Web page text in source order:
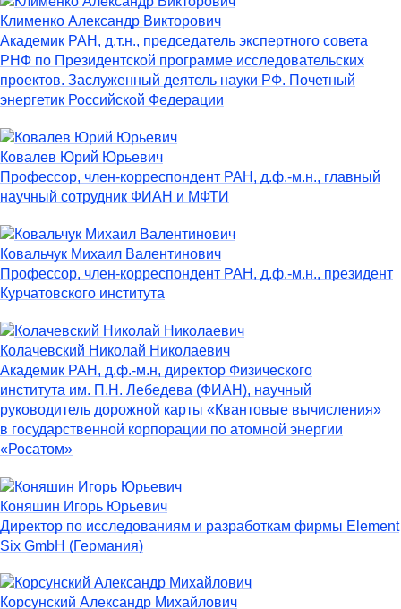
Клименко Александр Викторович
Академик РАН, д.т.н., председатель экспертного совета
РНФ по Президентской программе исследовательских
проектов. Заслуженный деятель науки РФ. Почетный
энергетик Российской Федерации
Ковалев Юрий Юрьевич
Профессор, член-корреспондент РАН, д.ф.-м.н., главный
научный сотрудник ФИАН и МФТИ
Ковальчук Михаил Валентинович
Профессор, член-корреспондент РАН, д.ф.-м.н., президент
Курчатовского института
Колачевский Николай Николаевич
Академик РАН, д.ф.-м.н, директор Физического
института им. П.Н. Лебедева (ФИАН), научный
руководитель дорожной карты «Квантовые вычисления»
в государственной корпорации по атомной энергии
«Росатом»
Коняшин Игорь Юрьевич
Директор по исследованиям и разработкам фирмы Element
Six GmbH (Германия)
Корсунский Александр Михайлович